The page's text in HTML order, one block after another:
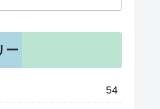
ー
54